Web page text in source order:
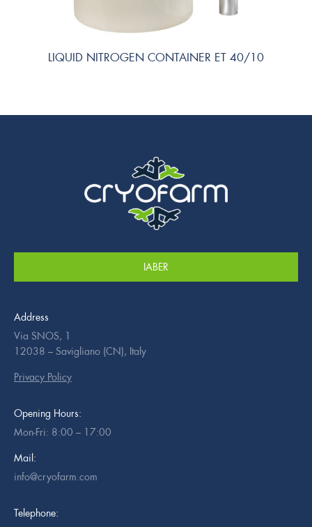
LIQUID NITROGEN CONTAINER ET 40/10
IABER
Address
Via SNOS, 1
12038 – Savigliano (CN), Italy
Privacy Policy
Opening Hours:
Mon-Fri: 8:00 – 17:00
Mail:
info@cryofarm.com
Telephone: